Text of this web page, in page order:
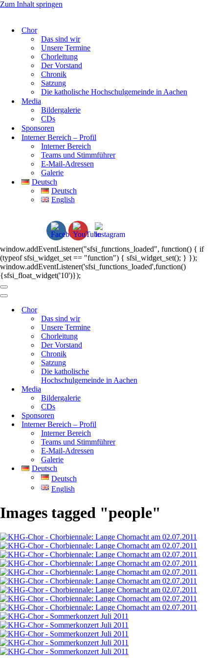
Zum Inhalt springen
Chor
Das sind wir
Unsere Termine
Chorleitung
Der Vorstand
Chronik
Satzung
Die katholische Hochschulgemeinde in Aachen
Media
Bildergalerie
CDs
Sponsoren
Interner Bereich – Profil
Interner Bereich
Teams und Stimmführer
E-Mail-Adressen
Galerie
Deutsch
Deutsch
English
window.addEventListener("sfsi_functions_loaded", function() { if
(typeof sfsi_widget_set == "function") { sfsi_widget_set(); } });
window.addEventListener('sfsi_functions_loaded',function()
{sfsi_float_widget('10')});
Navigationsmenü
Navigationsmenü
Chor
Das sind wir
Unsere Termine
Chorleitung
Der Vorstand
Chronik
Satzung
Die katholische
Hochschulgemeinde in Aachen
Media
Bildergalerie
CDs
Sponsoren
Interner Bereich – Profil
Interner Bereich
Teams und Stimmführer
E-Mail-Adressen
Galerie
Deutsch
Deutsch
English
Images tagged "people"